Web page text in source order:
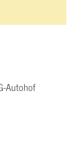
Autohof